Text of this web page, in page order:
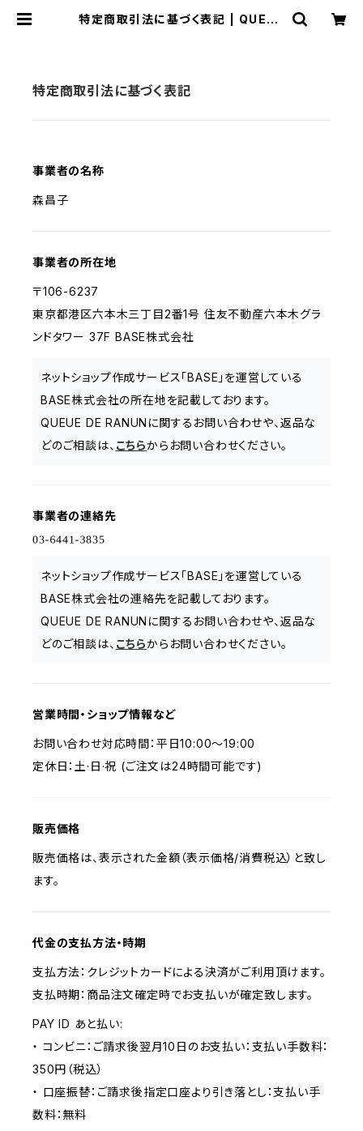
特定商取引法に基づく表記 | QUEUE
特定商取引法に基づく表記
事業者の名称
森昌子
事業者の所在地
〒106-6237
東京都港区六本木三丁目2番1号 住友不動産六本木グラ
ンドタワー 37F BASE株式会社
ネットショップ作成サービス「BASE」を運営している
BASE株式会社の所在地を記載しております。
QUEUE DE RANUNに関するお問い合わせや、返品な
どのご相談は、 こちらからお問い合わせください。
事業者の連絡先
ネットショップ作成サービス「BASE」を運営している
BASE株式会社の連絡先を記載しております。
QUEUE DE RANUNに関するお問い合わせや、返品な
どのご相談は、 こちらからお問い合わせください。
営業時間・ショップ情報など
お問い合わせ対応時間：平日10:00～19:00
定休日：土·日·祝 (ご注文は24時間可能です)
販売価格
販売価格は、表示された金額（表示価格/消費税込）と致し
ます。
代金の支払方法・時期
支払方法：クレジットカードによる決済がご利用頂けます。
支払時期：商品注文確定時でお支払いが確定致します。
PAY ID あと払い:
・ コンビニ：ご請求後翌月10日のお支払い：支払い手数料：
350円（税込）
・ 口座振替：ご請求後指定口座より引き落とし：支払い手
数料：無料